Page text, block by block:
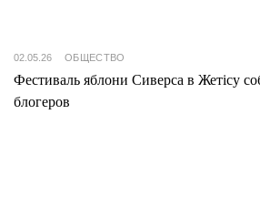
02.05.26 ОБЩЕСТВО
Фестиваль яблони Сиверса в Жетісу
блогеров